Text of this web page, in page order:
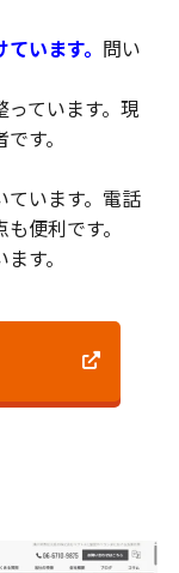
います。 問い
ています。現
す。
ています。電話
便利です。
す。